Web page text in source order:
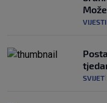
VIJESTI
SVIJET